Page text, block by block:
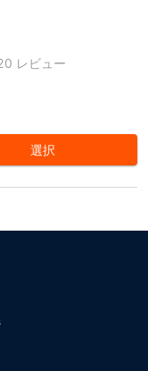
レビュー
選択